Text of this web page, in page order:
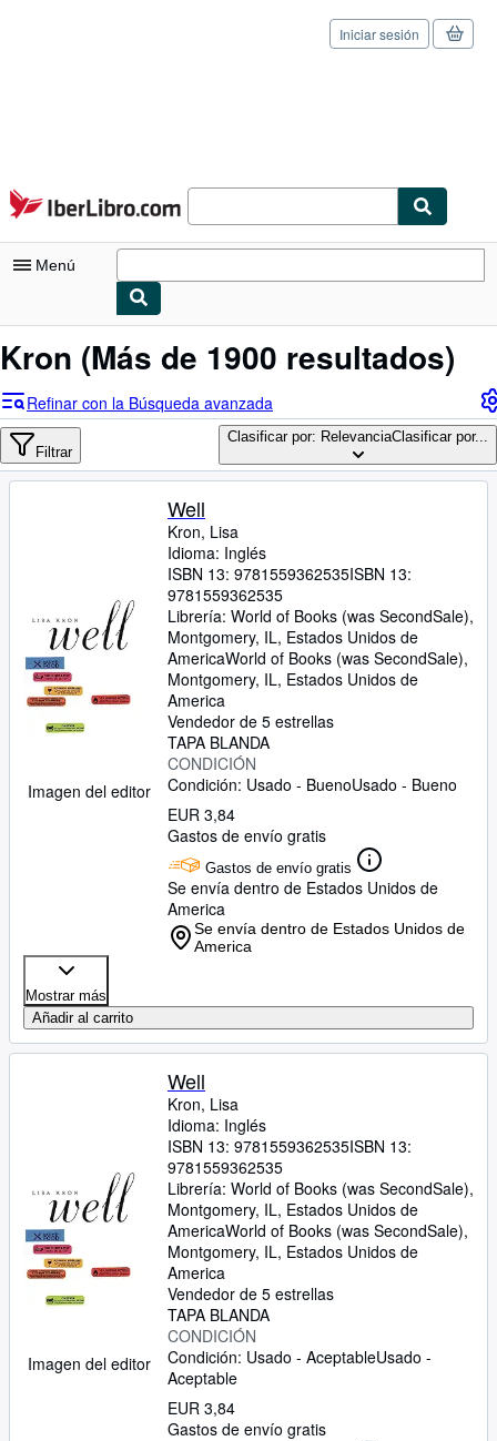
Pasar al contenido principal
IberLibro.com
Iniciar sesión
Menú
Mi cuenta
Consultar mis pedidos
Cerrar sesión
Búsqueda avanzada
Vendedores
Comenzar a vender
Ayuda
CERRAR
Kron (Más de 1900 resultados)
Refinar con la Búsqueda avanzada
Filtrar
Clasificar por: RelevanciaClasificar por...
Imagen del editor
Well
Kron, Lisa
Idioma: Inglés
ISBN 13: 9781559362535ISBN 13:
9781559362535
Librería: World of Books (was SecondSale),
Montgomery, IL, Estados Unidos de
AmericaWorld of Books (was SecondSale),
Montgomery, IL, Estados Unidos de
America
Vendedor de 5 estrellas
TAPA BLANDA
CONDICIÓN
Condición: Usado - BuenoUsado - Bueno
EUR 3,84
Gastos de envío gratis
Gastos de envío gratis
Se envía dentro de Estados Unidos de
America
Se envía dentro de Estados Unidos de
America
Mostrar más
Añadir al carrito
Imagen del editor
Well
Kron, Lisa
Idioma: Inglés
ISBN 13: 9781559362535ISBN 13:
9781559362535
Librería: World of Books (was SecondSale),
Montgomery, IL, Estados Unidos de
AmericaWorld of Books (was SecondSale),
Montgomery, IL, Estados Unidos de
America
Vendedor de 5 estrellas
TAPA BLANDA
CONDICIÓN
Condición: Usado - AceptableUsado -
Aceptable
EUR 3,84
Gastos de envío gratis